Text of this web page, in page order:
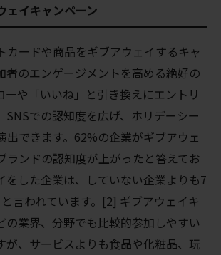
ェイキャンペーン
カードや商品をギブアウェイするキャ
者のエンゲージメントを高める絶好の
ーや「いいね」と引き換えにエントリ
SNSでの認知度を広げ、ホリデーシー
出できます。62%の企業がギブアウェ
ランドの認知度が上がったと答えてお
をした企業は、していない企業よりも7
言われています。[2] ギブアウェイキ
の業界、分野でも比較的参加しやすい
が、サービスよりも食品や化粧品、玩